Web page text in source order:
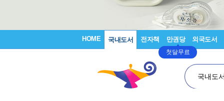
HOME 국내도서 전자책 만권당
첫달무료
외국도서
국내도